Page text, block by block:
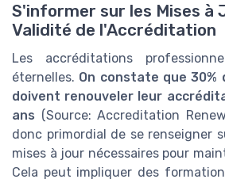
S'informer sur les Mises à
Validité de l'Accréditation
Les accréditations
éternelles. On constate que 30%
doivent renouveler leur
ans (Source: Accreditation
donc primordial de se renseigner
mises à jour nécessaires pour
Cela peut impliquer des